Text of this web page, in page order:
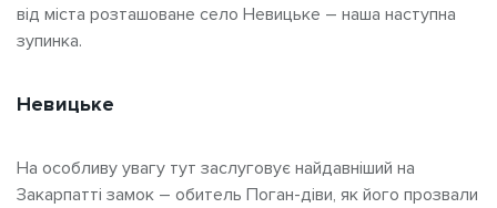
від міста розташоване село Невицьке – наша наступна
зупинка.
Невицьке
На особливу увагу тут заслуговує найдавніший на
Закарпатті замок – обитель Поган-діви, як його прозвали